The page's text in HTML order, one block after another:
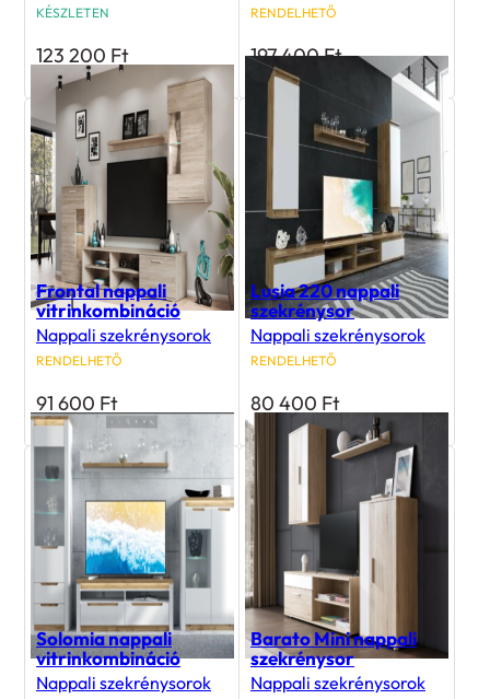
KÉSZLETEN
123 200 Ft
RENDELHETŐ
197 400Ft
Frontal nappali
vitrinkombináció
Nappali szekrénysorok
RENDELHETŐ
91 600 Ft
Lusia 220 nappali
szekrénysor
Nappali szekrénysorok
RENDELHETŐ
80 400 Ft
Solomia nappali
vitrinkombináció
Nappali szekrénysorok
Barato Mini nappali
szekrénysor
Nappali szekrénysorok